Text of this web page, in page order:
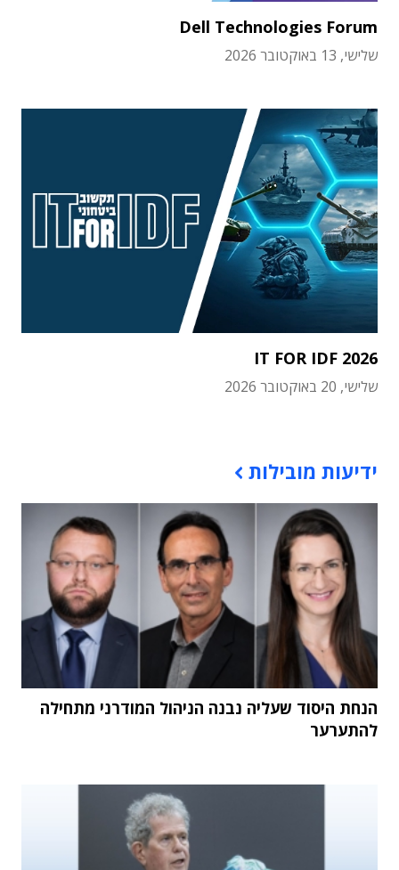
Dell Technologies Forum
שלישי, 13 באוקטובר 2026
IT FOR IDF 2026
שלישי, 20 באוקטובר 2026
ידיעות מובילות
הנחת היסוד שעליה נבנה הניהול המודרני מתחילה
להתערער